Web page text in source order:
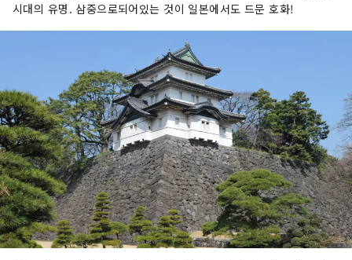
시대의 유명. 삼중으로되어있는 것이 일본에서도 드문 호화!